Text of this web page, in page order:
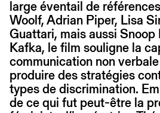
large éventail de
Woolf, Adrian Piper, Lisa
Guattari, mais aussi Snoop
Kafka, le film souligne la
communication non
produire des stratégies
types de discrimination.
de ce qui fut peut-être la